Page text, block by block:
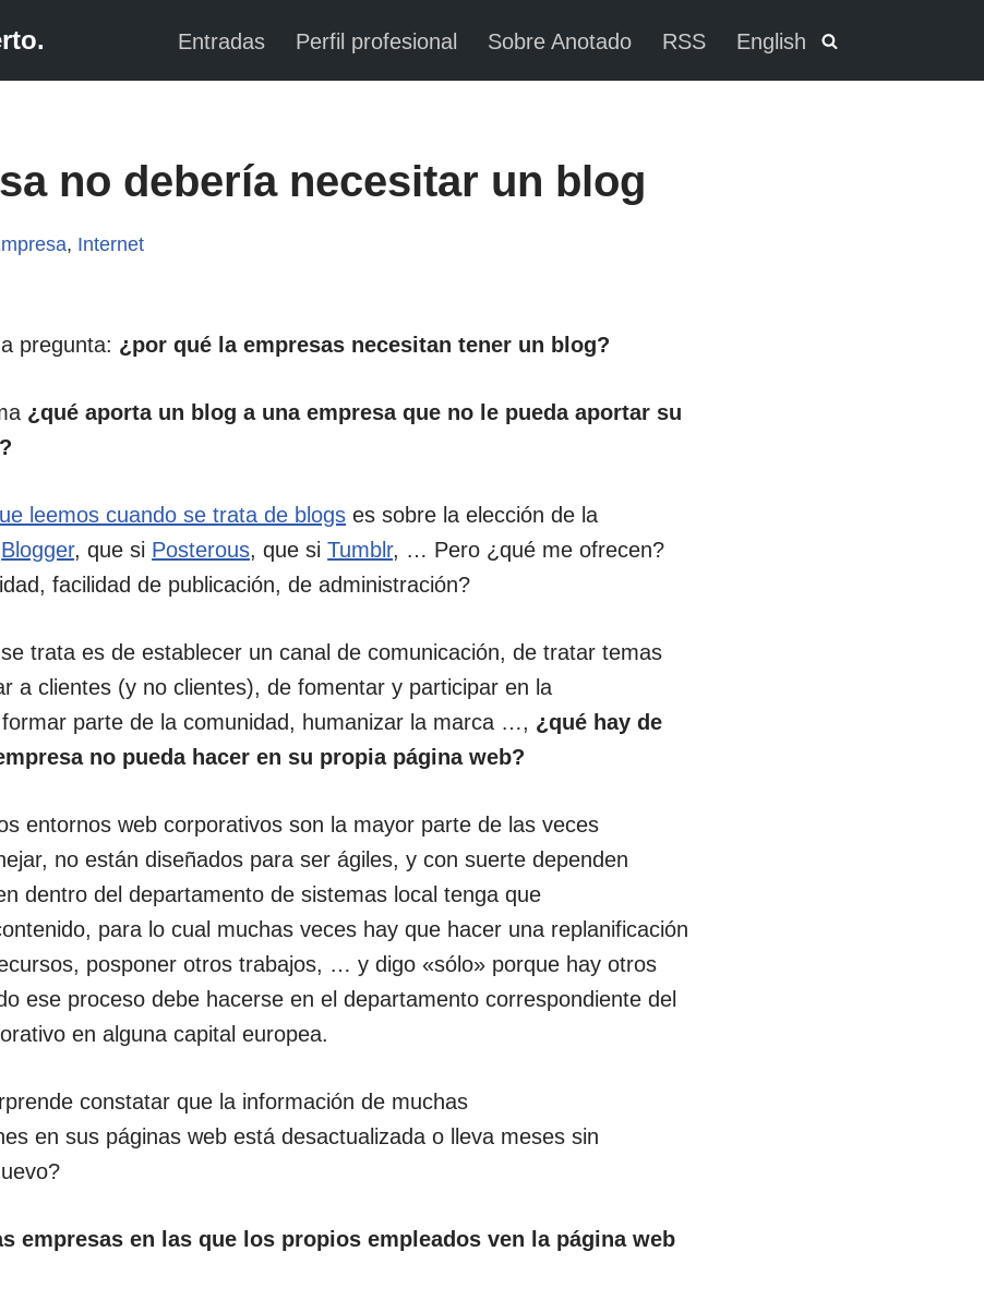
Entradas Perfil profesional Sobre Anotado RSS English
no debería necesitar un blog
, Internet
pregunta: ¿por qué la empresas necesitan tener un blog?
¿qué aporta un blog a una empresa que no le pueda aportar su
leemos cuando se trata de blogs es sobre la elección de la
Blogger, que si Posterous, que siTumblr, … Pero ¿qué me ofrecen?
facilidad de publicación, de administración?
trata es de establecer un canal de comunicación, de tratar temas
a clientes (y no clientes), de fomentar y participar en la
parte de la comunidad, humanizar la marca …, ¿qué hay de
no pueda hacer en su propia página web?
entornos web corporativos son la mayor parte de las veces
no están diseñados para ser ágiles, y con suerte dependen
dentro del departamento de sistemas local tenga que
para lo cual muchas veces hay que hacer una replanificación
posponer otros trabajos, … y digo «sólo» porque hay otros
ese proceso debe hacerse en el departamento correspondiente del
en alguna capital europea.
constatar que la información de muchas
en sus páginas web está desactualizada o lleva meses sin
empresas en las que los propios empleados ven la página web